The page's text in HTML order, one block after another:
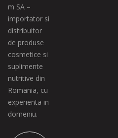
m SA –
importator si
distribuitor
de produse
cosmetice si
suplimente
nutritive din
Romania, cu
experienta in
domeniu.